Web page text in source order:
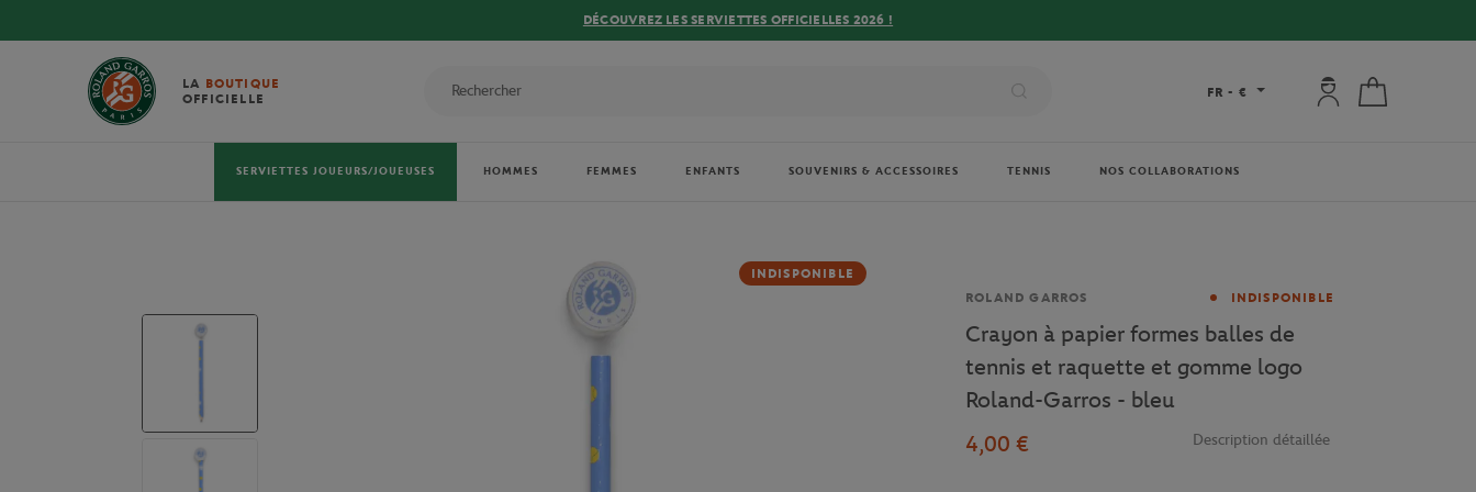
DÉCOUVREZ LES SERVIETTES OFFICIELLES 2026 !
LA BOUTIQUE
OFFICIELLE
FR - € Mon compte : se
SERVIETTES JOUEURS/JOUEUSES HOMMES FEMMES ENFANTS SOUVENIRS & ACCESSOIRES TENNIS NOS COLLABORATIONS
INDISPONIBLE
Marque
ROLAND GARROS INDISPONIBLE
Crayon à papier formes balles de
tennis et raquette et gomme logo
Roland-Garros - bleu
4,00 €
Description détaillée